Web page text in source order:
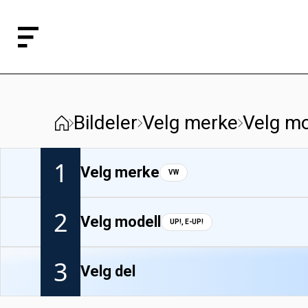
Bildeler Velg merke Velg
1 Velg merke VW
2 Velg modell UP!, E-UP!
3 Velg del